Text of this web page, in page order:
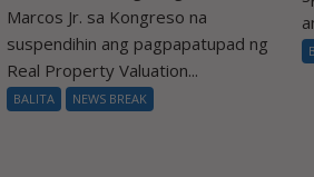
Marcos Jr. sa Kongreso na
suspendihin ang pagpapatupad ng
Real Property Valuation...
BALITA NEWS BREAK